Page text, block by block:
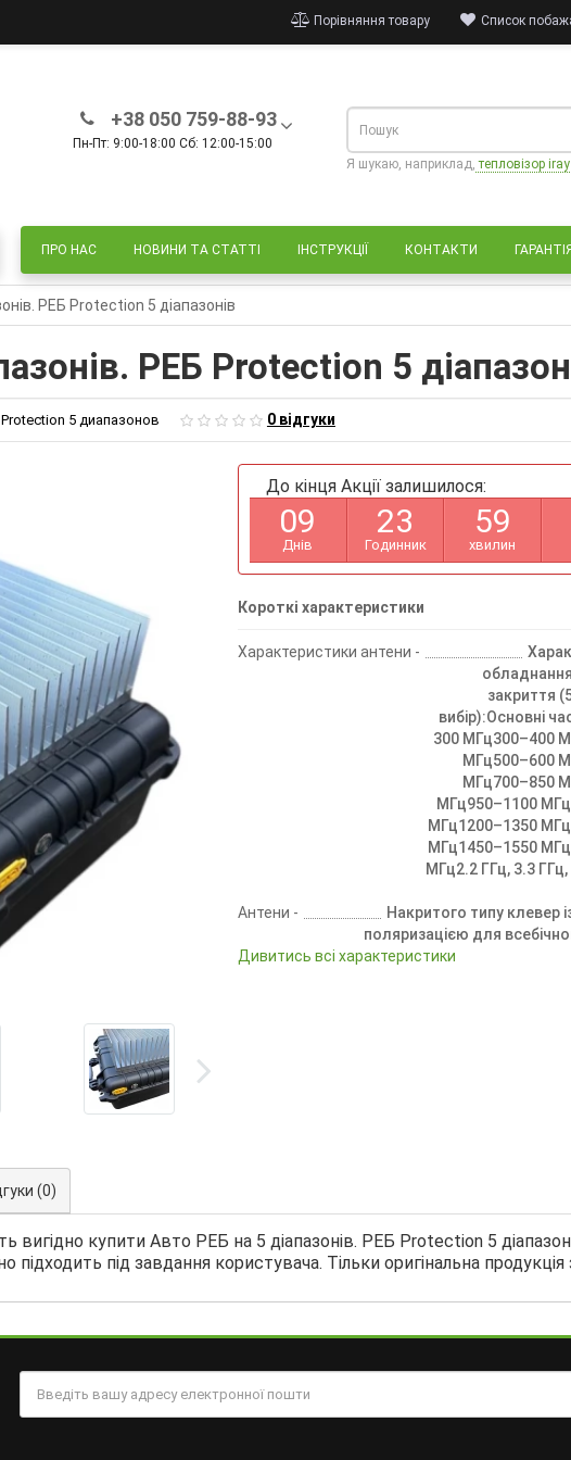
Список
Порівняння товару
+38 050 759-88-93
Пн-Пт: 9:00-18:00 Сб: 12:00-15:00
Я шукаю, наприклад, тепловізор iray
ПРО НАС НОВИНИ ТА СТАТТІ ІНСТРУКЦІЇ КОНТАКТИ
РЕБ Protection 5 діапазонів
РЕБ Protection 5
5 диапазонов 0 відгуки
До кінця Акції залишилося:
09
Днів
23
Годинник
59
хвилин
Короткі характеристики
Характеристики антени -
закриття
вибір):Основні
300 МГц300–400
МГц500–600
МГц700–850
МГц950–1100
МГц1200–1350
МГц1450–1550
МГц2.2 ГГц, 3.3 ГГц,
Антени -
Накритого типу клевер
поляризацією для
Дивитись всі характеристики
(0)
вигідно купити Авто РЕБ на 5 діапазонів. РЕБ Protection 5
під завдання користувача. Тільки оригінальна продукція